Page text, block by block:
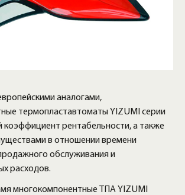
аналогами,
термопластавтоматы YIZUMI серии
коэффициент рентабельности, а также
в отношении времени
обслуживания и
расходов.
многокомпонентные ТПА YIZUMI